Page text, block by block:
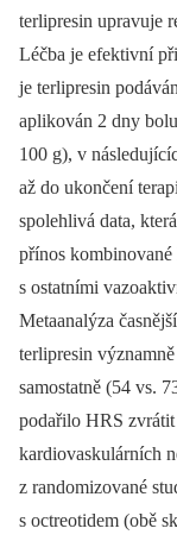
terlipresin upravuje
Léčba je efektivní
je terlipresin
aplikován 2 dny
100 g), v
až do ukončení
spolehlivá data,
přínos
s ostatními
Metaanalýza
terlipresin
samostatně (54 vs.
podařilo HRS zvrátit
kardiovaskulárních
z randomizované
s octreotidem (obě